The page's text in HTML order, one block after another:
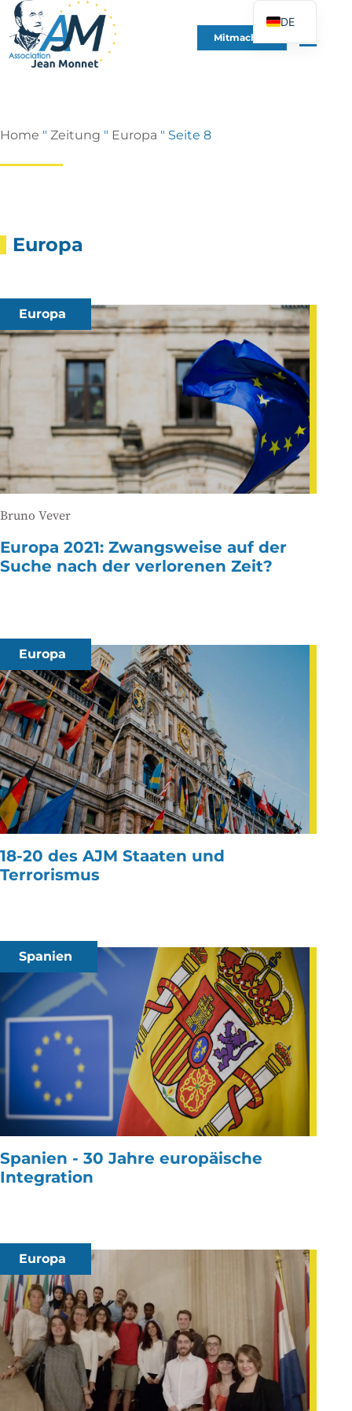
Mitmachen
Home " Zeitung " Europa " Seite 8
Europa
Europa
Bruno Vever
Europa 2021: Zwangsweise auf der
Suche nach der verlorenen Zeit?
Europa
18-20 des AJM Staaten und
Terrorismus
Spanien
Spanien - 30 Jahre europäische
Integration
Europa
DE
FR